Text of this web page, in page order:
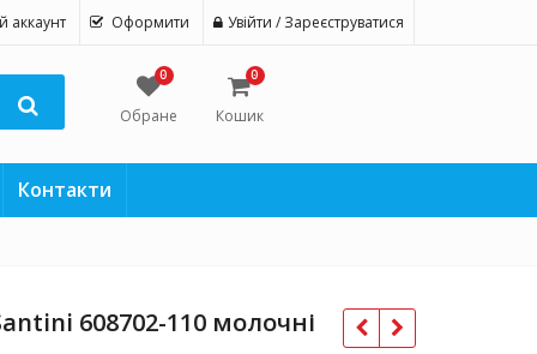
аккаунт Оформити Увійти / Зареєструватися
0
Обране
0
Кошик
Контакти
608702-110 молочні